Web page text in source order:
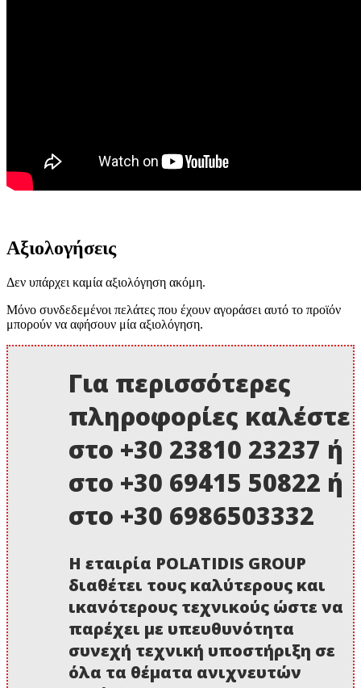
Αξιολογήσεις
Δεν υπάρχει καμία αξιολόγηση ακόμη.
Μόνο συνδεδεμένοι πελάτες που έχουν αγοράσει αυτό το προϊόν
μπορούν να αφήσουν μία αξιολόγηση.
Για περισσότερες
πληροφορίες καλέστε
στο +30 23810 23237 ή
στο +30 69415 50822 ή
στο +30 6986503332
Η εταιρία POLATIDIS GROUP
διαθέτει τους καλύτερους και
ικανότερους τεχνικούς ώστε να
παρέχει με υπευθυνότητα
συνεχή τεχνική υποστήριξη σε
όλα τα θέματα ανιχνευτών